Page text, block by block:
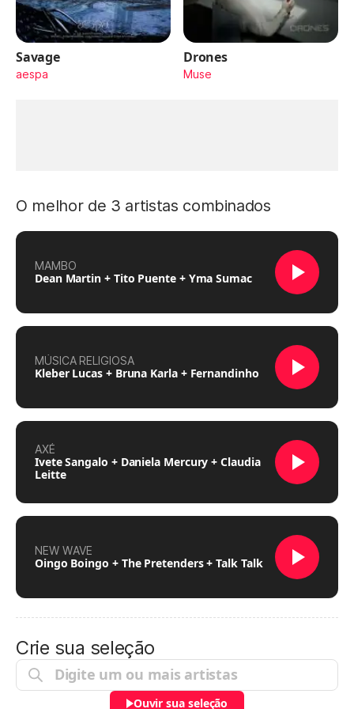
Savage
aespa
Drones
Muse
O melhor de 3 artistas combinados
MAMBO
Dean Martin + Tito Puente + Yma Sumac
MÚSICA RELIGIOSA
Kleber Lucas + Bruna Karla + Fernandinho
AXÉ
Ivete Sangalo + Daniela Mercury + Claudia
Leitte
NEW WAVE
Oingo Boingo + The Pretenders + Talk Talk
Crie sua seleção
Ouvir sua seleção